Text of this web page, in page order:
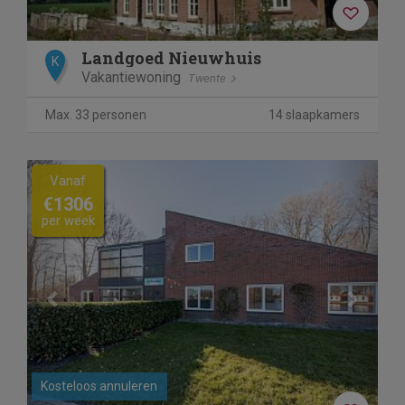
K Landgoed Nieuwhuis
Vakantiewoning Twente
Max. 33 personen 14 slaapkamers
Previous
Kosteloos annuleren
Vanaf
€1306
per week